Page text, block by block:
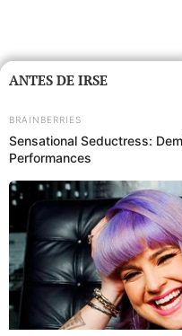
ANTES DE IRSE